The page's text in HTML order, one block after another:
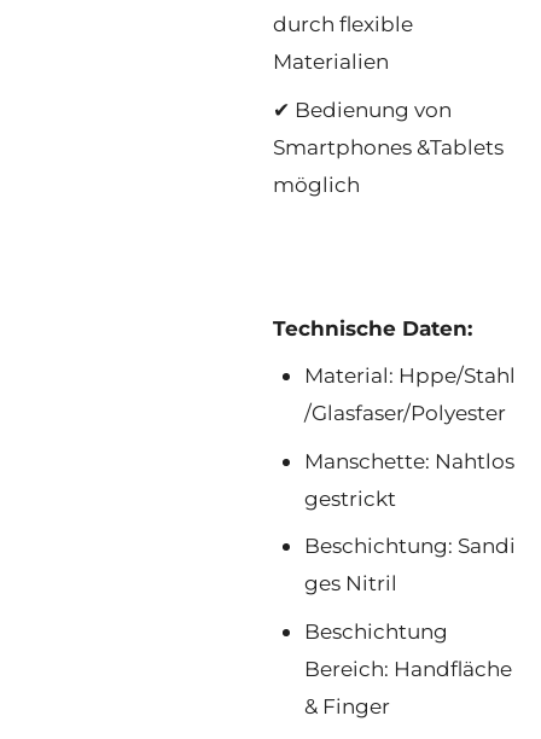
durch flexible
Materialien
✔ Bedienung von
Smartphones &Tablets
möglich
Technische Daten:
Material: Hppe/Stahl
/Glasfaser/Polyester
Manschette: Nahtlos
gestrickt
Beschichtung: Sandi
ges Nitril
Beschichtung
Bereich: Handfläche
& Finger